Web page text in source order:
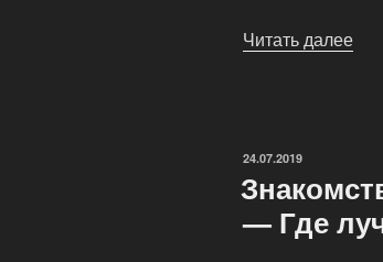
Читать далее
ОПУБЛИКОВАНО
24.07.2019
— Где